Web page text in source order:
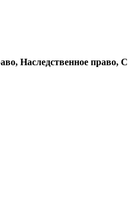
Наследственное право,